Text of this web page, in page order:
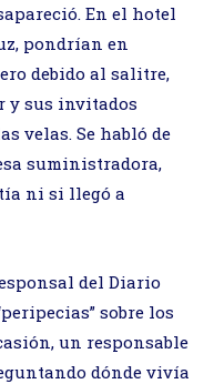
En el hotel
pondrían en
debido al salitre,
y sus invitados
velas. Se habló de
suministradora,
ni si llegó a
del Diario
sobre los
un responsable
dónde vivía